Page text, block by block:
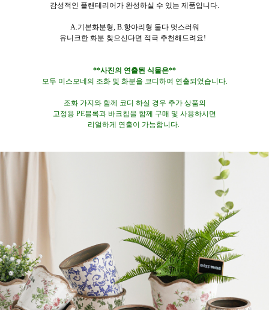
감성적인 플랜테리어가 완성하실 수 있는 제품입니다.
A.기본화분형, B.항아리형 둘다 멋스러워
유니크한 화분 찾으신다면 적극 추천해드려요!
**사진의 연출된 식물은**
모두 미스모네의 조화 및 화분을 코디하여 연출되었습니다.
조화 가지와 함께 코디 하실 경우 추가 상품의
고정용 PE블록과 바크칩을 함께 구매 및 사용하시면
리얼하게 연출이 가능합니다.